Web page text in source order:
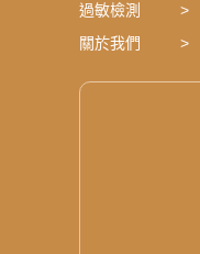
過敏檢測
關於我們